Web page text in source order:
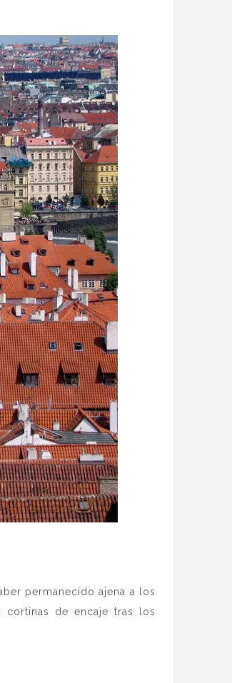
permanecido ajena a los
cortinas de encaje tras los